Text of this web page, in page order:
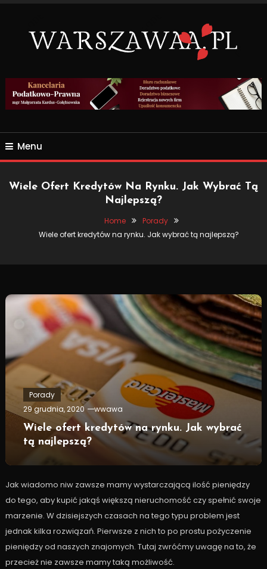
Content
WARSZAWAA.PL
Menu
Wiele Ofert Kredytów Na Rynku. Jak Wybrać Tą
Najlepszą?
Home
Porady
Wiele ofert kredytów na rynku. Jak wybrać tą najlepszą?
Porady
29 grudnia, 2020
wwawa
Wiele ofert kredytów na rynku. Jak wybrać
tą najlepszą?
Jak wiadomo niw zawsze mamy wystarczającą ilość pieniędzy
do tego, aby kupić jakąś większą nieruchomość czy spełnić swoje
marzenie. W dzisiejszych czasach na tego typu problem jest
jednak kilka rozwiązań. Pierwsze z nich to po prostu pożyczenie
pieniędzy od naszych znajomych. Tutaj zwróćmy uwagę na to, że
przecież nie zawsze mamy taką możliwość.